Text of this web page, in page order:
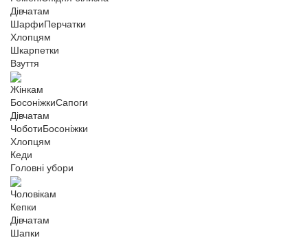
Дівчатам
ШарфиПерчатки
Хлопцям
Шкарпетки
Взуття
Жінкам
БосоніжкиСапоги
Дівчатам
ЧоботиБосоніжки
Хлопцям
Кеди
Головні убори
Чоловікам
Кепки
Дівчатам
Шапки